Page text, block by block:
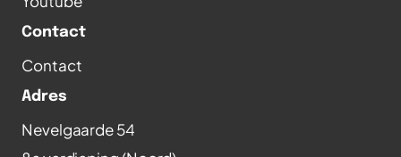
Contact
Contact
Adres
Nevelgaarde 54